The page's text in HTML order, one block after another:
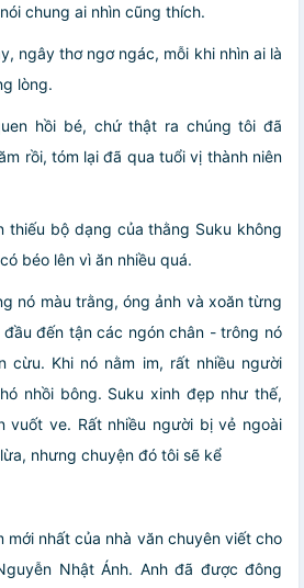
chung ai nhìn cũng thích.
ngây thơ ngơ ngác, mỗi khi nhìn ai là
lòng.
hồi bé, chứ thật ra chúng tôi đã
rồi, tóm lại đã qua tuổi vị thành niên
thiếu bộ dạng của thằng Suku không
béo lên vì ăn nhiều quá.
nó màu trằng, óng ảnh và xoăn từng
đến tận các ngón chân - trông nó
cừu. Khi nó nằm im, rất nhiều người
nhồi bông. Suku xinh đẹp như thế,
vuốt ve. Rất nhiều người bị vẻ ngoài
nhưng chuyện đó tôi sẽ kể
mới nhất của nhà văn chuyên viết cho
Nhật Ánh. Anh đã được đông